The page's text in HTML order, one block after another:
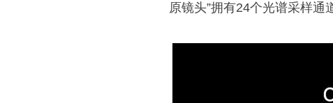
原镜头”拥有24个光谱采样通